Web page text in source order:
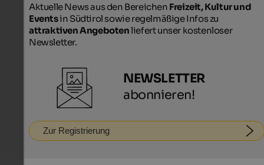
Aktuelle News aus den Bereichen Freizeit, Kultur und
Eventsin Südtirol sowie regelmäßige Infos zu
attraktiven Angebotenliefert unser kostenloser
Newsletter.
NEWSLETTER
abonnieren!
Zur Registrierung